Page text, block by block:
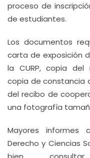
proceso de
de estudiantes.
Los documentos
carta de exposición
la CURP, copia del
copia de constancia
del recibo de
una fotografía
Mayores informes
Derecho y Ciencias